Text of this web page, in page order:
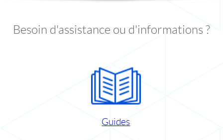
Besoin d'assistance ou d'informations ?
Guides